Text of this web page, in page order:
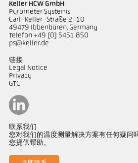
Keller HCW GmbH
Pyrometer Systems
Carl-Keller-Straße 2-10
49479 Ibbenbüren, Germany
Telefon +49 (0) 5451 850
ps@keller.de
链接
Legal Notice
Privacy
GTC
联系我们
您对我们的温度测量解决方案有任何疑问
您提供帮助。